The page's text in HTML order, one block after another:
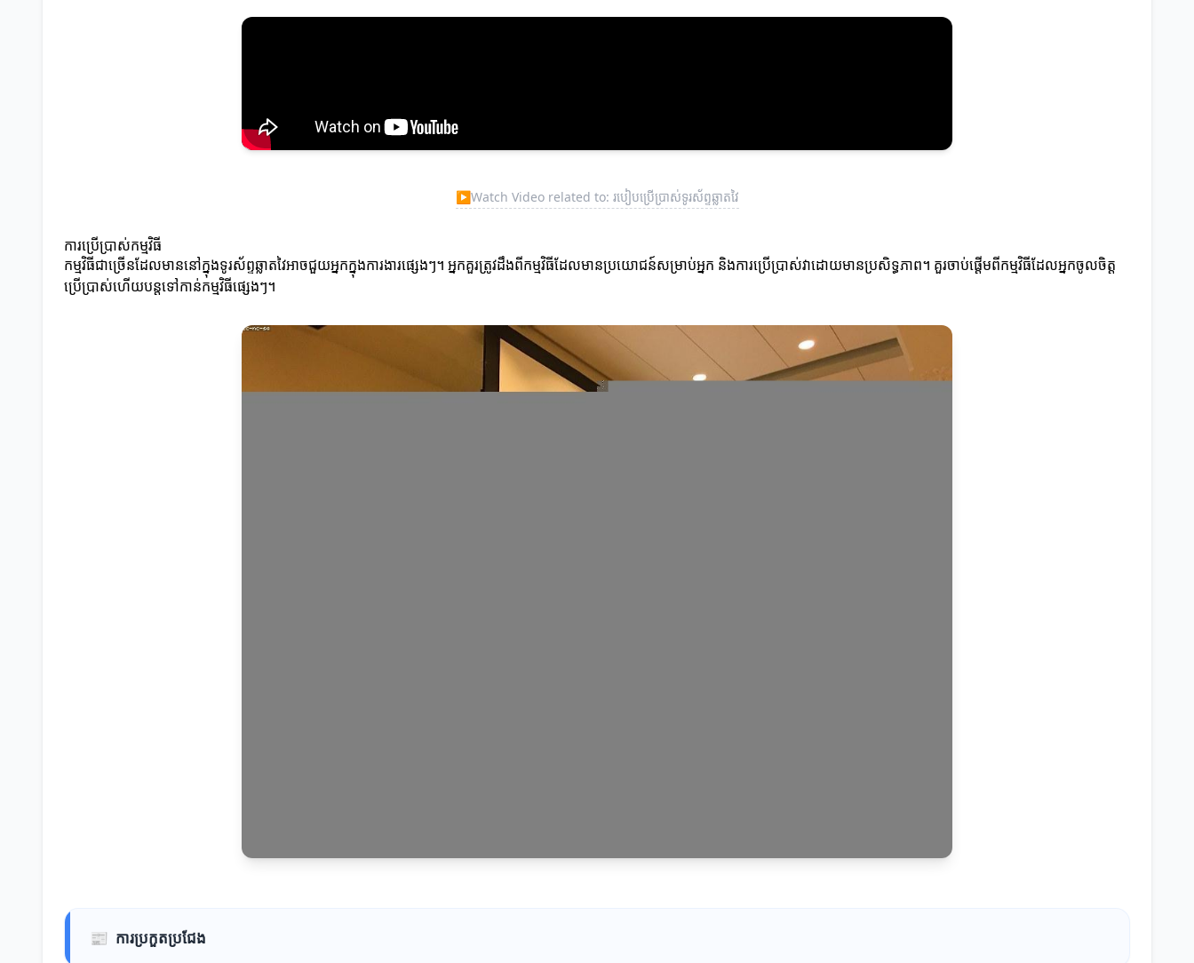
▶Watch Video related to: របៀបប្រើប្រាស់ទូរស័ព្ទឆ្លាតវៃ
ការប្រើប្រាស់កម្មវិធី
កម្មវិធីជាច្រើនដែលមាននៅក្នុងទូរស័ព្ទឆ្លាតវៃអាចជួយអ្នកក្នុងការងារផ្សេងៗ។ អ្នកគួរត្រូវដឹងពីកម្មវិធីដែលមានប្រយោជន៍សម្រាប់អ្នក និងការប្រើប្រាស់វាដោយមានប្រសិទ្ធភាព។ គួរ​ចាប់ផ្តើមពីកម្មវិធីដែលអ្នកចូលចិត្ត
ប្រើប្រាស់ហើយបន្តទៅកាន់កម្មវិធីផ្សេងៗ។
📰 ការប្រកួតប្រជែង